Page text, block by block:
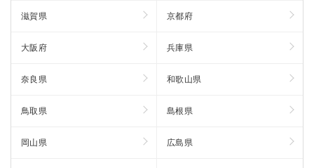
滋賀県 京都府
大阪府 兵庫県
奈良県 和歌山県
鳥取県 島根県
岡山県 広島県